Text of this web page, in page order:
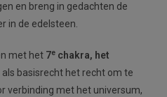
en breng in gedachten de
in de edelsteen.
met het 7e chakra, het
basisrecht het recht om te
verbinding met het universum,